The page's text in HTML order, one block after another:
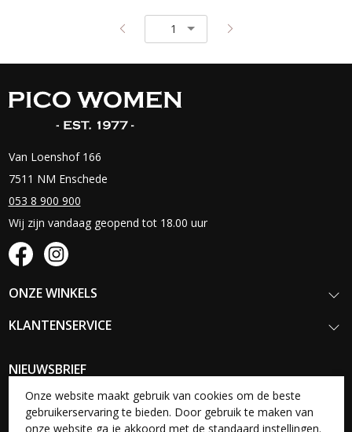
1
Van Loenshof 166
7511 NM Enschede
053 8 900 900
Wij zijn vandaag geopend tot 18.00 uur
ONZE WINKELS
KLANTENSERVICE
NIEUWSBRIEF
Schrijf je in voor onze nieuwsbrief en blijf op de hoogte van onze
nieuwste collecties, acties en aanbiedingen.
Onze website maakt gebruik van cookies om de beste
gebruikerservaring te bieden. Door gebruik te maken van
onze website ga je akkoord met de standaard instellingen.